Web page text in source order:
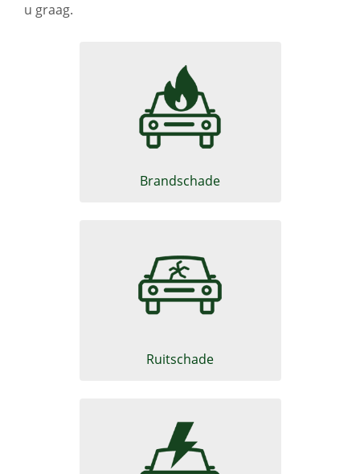
u graag.
Schadeformulier
Brandschade
Schadeformulier ruitschade
Ruitschade